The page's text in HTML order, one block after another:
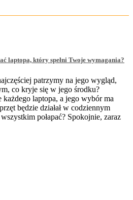
laptopa, który spełni Twoje wymagania?
patrzymy na jego wygląd,
co kryje się w jego środku?
każdego laptopa, a jego wybór ma
będzie działał w codziennym
połapać? Spokojnie, zaraz